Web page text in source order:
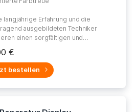
langjährige Erfahrung und die
ausgebildeten Techniker
einen sorgfältigen und
Gerätes.
€
bestellen